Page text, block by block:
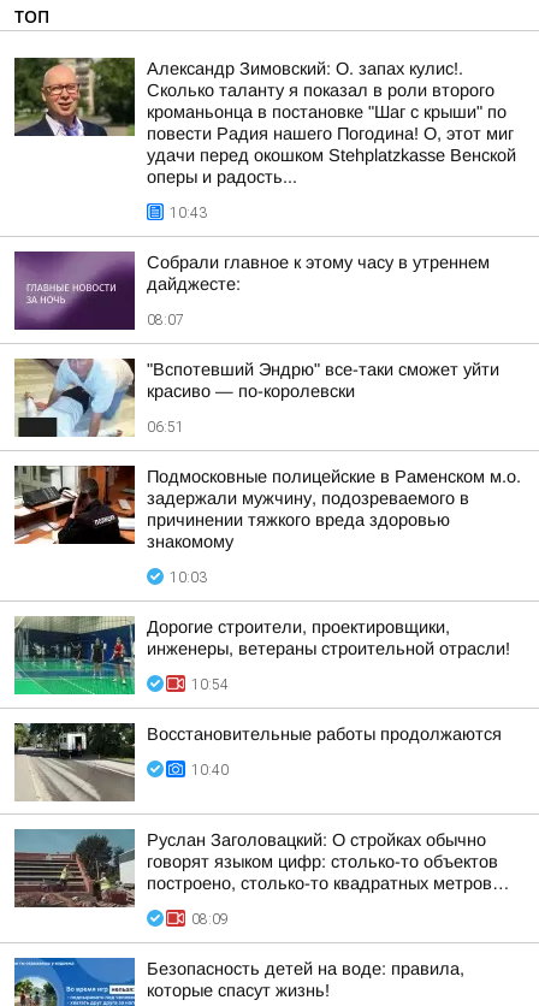
ТОП
Александр Зимовский: О. запах кулис!.
Сколько таланту я показал в роли второго
кроманьонца в постановке "Шаг с крыши" по
повести Радия нашего Погодина! О, этот миг
удачи перед окошком Stehplatzkasse Венской
оперы и радость...
10:43
Собрали главное к этому часу в утреннем
дайджесте:
08:07
"Вспотевший Эндрю" все-таки сможет уйти
красиво — по-королевски
06:51
Подмосковные полицейские в Раменском м.о.
задержали мужчину, подозреваемого в
причинении тяжкого вреда здоровью
знакомому
10:03
Дорогие строители, проектировщики,
инженеры, ветераны строительной отрасли!
10:54
Восстановительные работы продолжаются
10:40
Руслан Заголовацкий: О стройках обычно
говорят языком цифр: столько-то объектов
построено, столько-то квадратных метров…
08:09
Безопасность детей на воде: правила,
которые спасут жизнь!